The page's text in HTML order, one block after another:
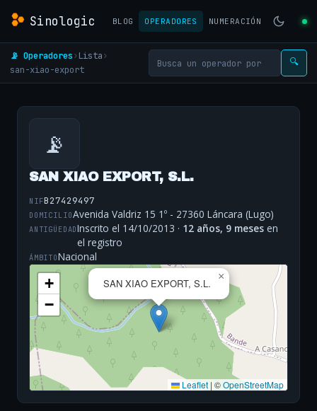
Sinologic BLOG OPERADORES NUMERACIÓN
📡 Operadores› Lista›
san-xiao-export
🔍
📡
SAN XIAO EXPORT, S.L.
NIFB27429497
DOMICILIOAvenida Valdriz 15 1º - 27360 Láncara (Lugo)
ANTIGÜEDADInscrito el 14/10/2013 · 12 años, 9 meses en
el registro
ÁMBITONacional
SAN XIAO EXPORT, S.L.
×
+
−
Leaflet | ©OpenStreetMap